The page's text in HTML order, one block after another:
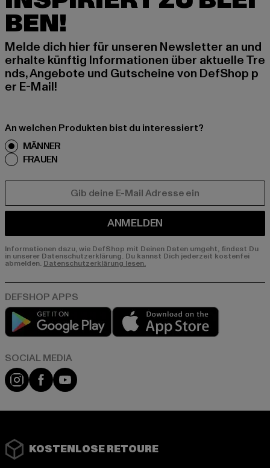
BEN!
Melde dich hier für unseren Newsletter an und
erhalte künftig Informationen über aktuelle Tre
nds, Angebote und Gutscheine von DefShop p
er E-Mail!
An welchen Produkten bist du interessiert?
MÄNNER
FRAUEN
ANMELDEN
Informationen dazu, wie DefShop mit Deinen Daten umgeht, findest Du
in unserer Datenschutzerklärung. Du kannst Dich jederzeit kostenfei
abmelden. Datenschutzerklärung lesen.
Play market
Instagram
FacebookYouTube
KOSTENLOSE RETOURE